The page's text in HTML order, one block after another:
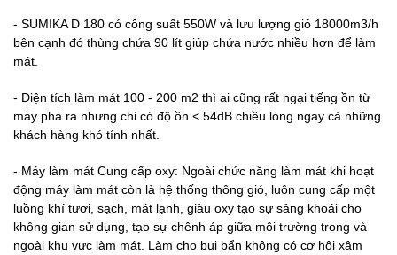
- SUMIKA D 180 có công suất 550W và lưu lượng gió 18000m3/h
bên cạnh đó thùng chứa 90 lít giúp chứa nước nhiều hơn để làm
mát.
- Diện tích làm mát 100 - 200 m2 thì ai cũng rất ngại tiếng ồn từ
máy phá ra nhưng chỉ có độ ồn < 54dB chiều lòng ngay cả những
khách hàng khó tính nhất.
- Máy làm mát Cung cấp oxy: Ngoài chức năng làm mát khi hoạt
động máy làm mát còn là hệ thống thông gió, luôn cung cấp một
luồng khí tươi, sạch, mát lạnh, giàu oxy tạo sự sảng khoái cho
không gian sử dụng, tạo sự chênh áp giữa môi trường trong và
ngoài khu vực làm mát. Làm cho bụi bẩn không có cơ hội xâm